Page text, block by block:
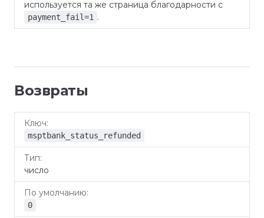
используется та же страница благодарности с
payment_fail=1 .
Возвраты
Ключ
умолчанию
msptbank_status_refunded
число
0